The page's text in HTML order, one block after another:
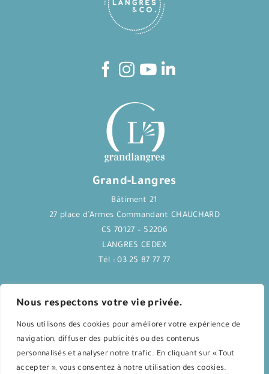
Nous respectons votre vie privée.
Nous utilisons des cookies pour améliorer votre expérience de
navigation, diffuser des publicités ou des contenus
personnalisés et analyser notre trafic. En cliquant sur « Tout
accepter », vous consentez à notre utilisation des cookies.
Grand-Langres
Bâtiment 21
27 place d’Armes Commandant CHAUCHARD
CS 70127 – 52206
LANGRES CEDEX
Tél : 03 25 87 77 77
Journal Langres&Co
Application Langres&Co
Agenda culturel